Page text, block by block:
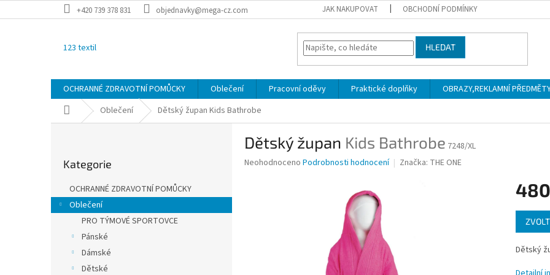
na
+420 739 378 831 objednavky@mega-cz.com JAK NAKUPOVAT OBCHODNÍ PODMÍNKY
123 textil HLEDAT
OCHRANNÉ ZDRAVOTNÍ POMŮCKY Oblečení Pracovní oděvy Praktické doplňky OBRAZY,REKLAMNÍ
Domů Oblečení Dětský župan Kids Bathrobe
a
n
kategorie
Kategorie
OCHRANNÉ ZDRAVOTNÍ POMŮCKY
Oblečení
PRO TÝMOVÉ SPORTOVCE
Pánské
Dámské
Dětské
Dětský župan Kids Bathrobe 7248/XL
Průměrné
Neohodnoceno Podrobnosti hodnocení Značka: THE ONE
Měrná
cena:
Dětský